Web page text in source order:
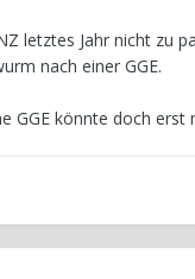
letztes Jahr nicht zu
nach einer GGE.
GGE könnte doch erst